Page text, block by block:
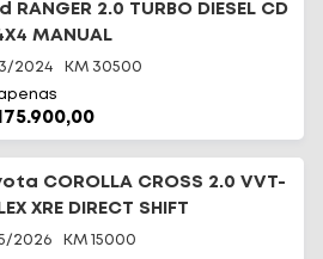
RANGER 2.0 TURBO DIESEL CD
MANUAL
2024 KM 30500
COROLLA CROSS 2.0 VVT-
XRE DIRECT SHIFT
2026 KM 15000